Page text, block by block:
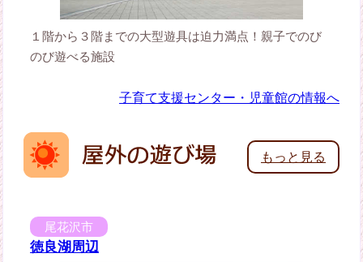
１階から３階までの大型遊具は迫力満点！親子でのび
のび遊べる施設
子育て支援センター・児童館の情報へ
もっと見る
尾花沢市
徳良湖周辺